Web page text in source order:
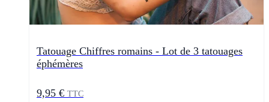
Tatouage Chiffres romains - Lot de 3 tatouages
éphémères
9,95 € TTC